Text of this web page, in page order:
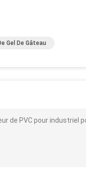
Gel De Gâteau
de PVC pour industriel